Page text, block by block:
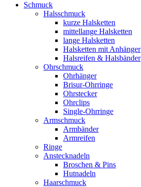
Schmuck
Halsschmuck
kurze Halsketten
mittellange Halsketten
lange Halsketten
Halsketten mit Anhänger
Halsreifen & Halsbänder
Ohrschmuck
Ohrhänger
Brisur-Ohrringe
Ohrstecker
Ohrclips
Single-Ohrringe
Armschmuck
Armbänder
Armreifen
Ringe
Anstecknadeln
Broschen & Pins
Hutnadeln
Haarschmuck